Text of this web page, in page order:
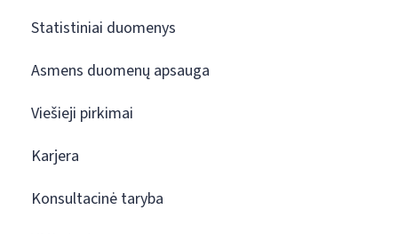
Statistiniai duomenys
Asmens duomenų apsauga
Viešieji pirkimai
Karjera
Konsultacinė taryba